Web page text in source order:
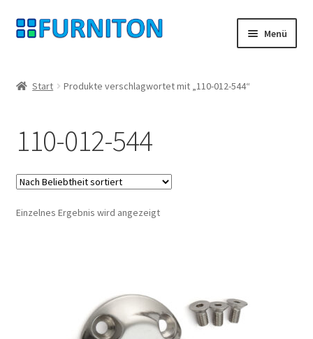
Zur
Navigation
Zum
Inhalt
Menü
Datenschutz
Widerrufsrecht
Kontakt
Start Produkte verschlagwortet mit „110-012-544“
110-012-544
Einzelnes Ergebnis wird angezeigt